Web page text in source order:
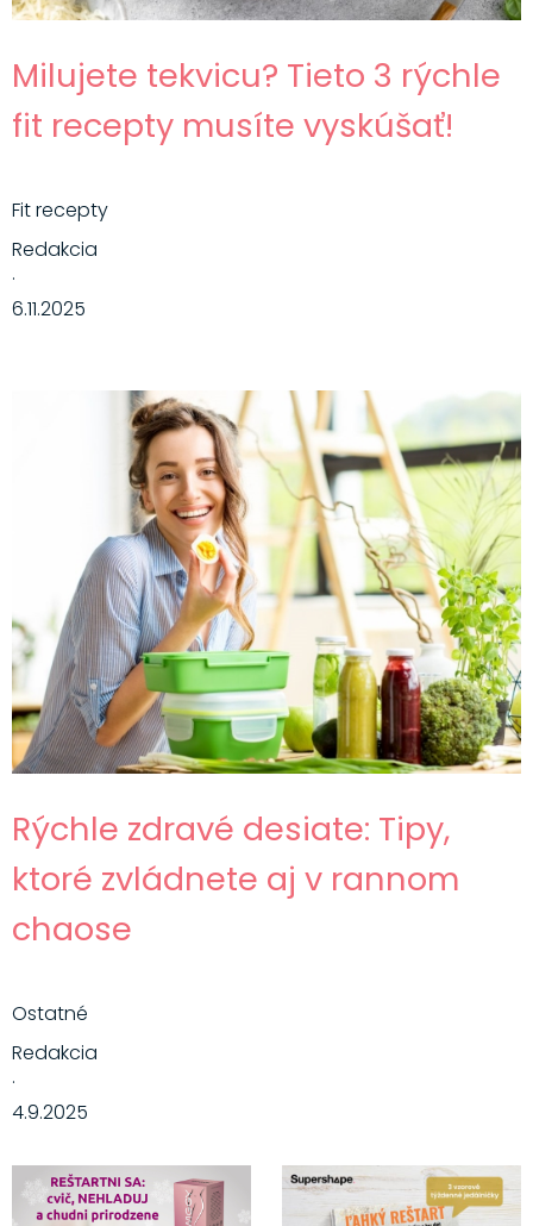
Milujete tekvicu? Tieto 3 rýchle
fit recepty musíte vyskúšať!
Fit recepty
Redakcia
·
6.11.2025
Rýchle zdravé desiate: Tipy,
ktoré zvládnete aj v rannom
chaose
Ostatné
Redakcia
·
4.9.2025